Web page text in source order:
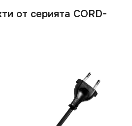
от серията CORD-